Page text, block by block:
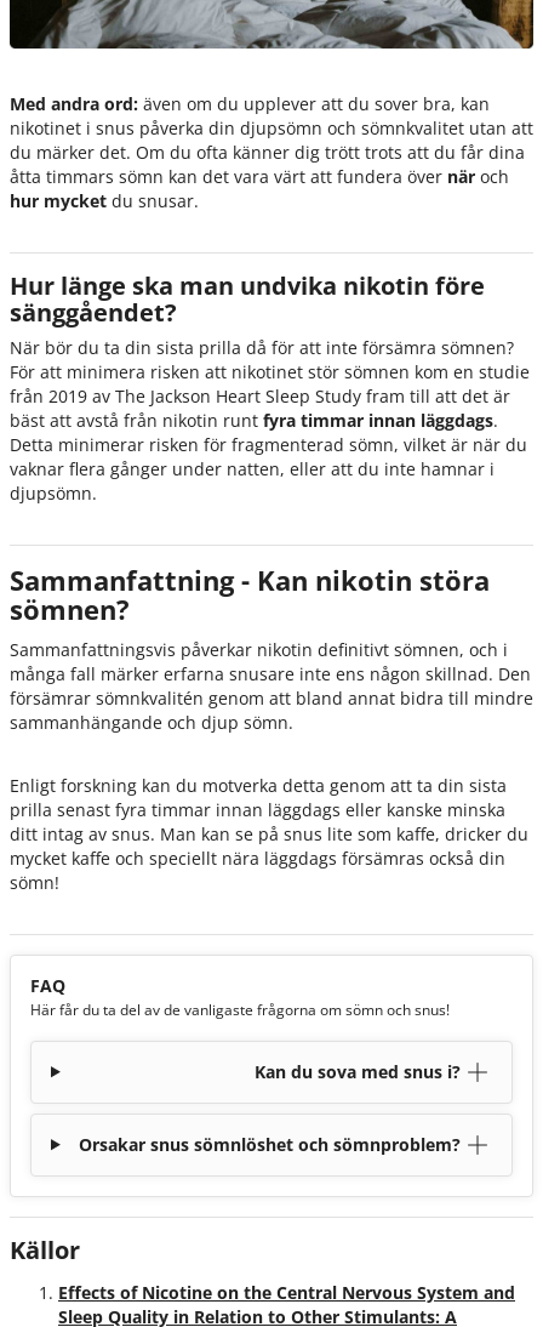
Med andra ord: även om du upplever att du sover bra, kan
nikotinet i snus påverka din djupsömn och sömnkvalitet utan att
du märker det. Om du ofta känner dig trött trots att du får dina
åtta timmars sömn kan det vara värt att fundera över när och
hur mycket du snusar.
Hur länge ska man undvika nikotin före
sänggåendet?
När bör du ta din sista prilla då för att inte försämra sömnen?
För att minimera risken att nikotinet stör sömnen kom en studie
från 2019 av The Jackson Heart Sleep Study fram till att det är
bäst att avstå från nikotin runt fyra timmar innan läggdags.
Detta minimerar risken för fragmenterad sömn, vilket är när du
vaknar flera gånger under natten, eller att du inte hamnar i
djupsömn.
Sammanfattning - Kan nikotin störa
sömnen?
Sammanfattningsvis påverkar nikotin definitivt sömnen, och i
många fall märker erfarna snusare inte ens någon skillnad. Den
försämrar sömnkvalitén genom att bland annat bidra till mindre
sammanhängande och djup sömn.
Enligt forskning kan du motverka detta genom att ta din sista
prilla senast fyra timmar innan läggdags eller kanske minska
ditt intag av snus. Man kan se på snus lite som kaffe, dricker du
mycket kaffe och speciellt nära läggdags försämras också din
sömn!
FAQ
Här får du ta del av de vanligaste frågorna om sömn och snus!
Kan du sova med snus i?
Orsakar snus sömnlöshet och sömnproblem?
Källor
Effects of Nicotine on the Central Nervous System and
Sleep Quality in Relation to Other Stimulants: A